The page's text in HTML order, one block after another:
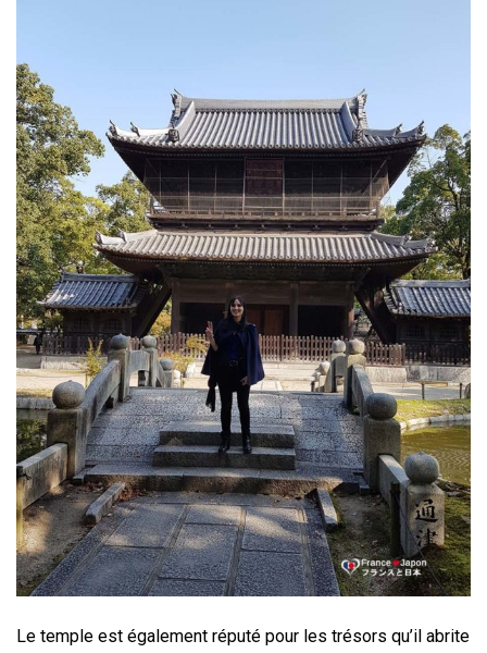
Le temple est également réputé pour les trésors qu’il abrite